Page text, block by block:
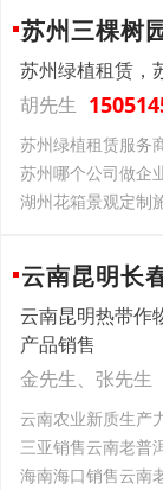
苏州三棵树
苏州绿植租赁，
胡先生
苏州绿植租赁服务
苏州哪个公司做企
湖州花箱景观定制
云南昆明长
云南昆明热带作
产品销售
金先生、张先生
云南‌农业新质生产
三亚销售云南老普
海南海口销售云南